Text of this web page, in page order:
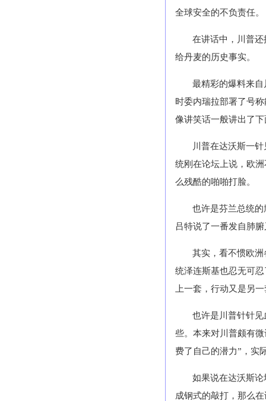
全球安全的不负责任。
在讲话中，川普
给丹麦的历史事实。
最精彩的爆料来
时委内瑞拉部署了号
像讲笑话一般讲出了
川普在达沃斯一
统刚在论坛上说，欧
么残酷的啪啪打脸。
也许是芬兰总统
吕特说了一番发自肺
其实，看不惯欧
统泽连斯基也忍无可
上一套，行动又是另
也许是川普针针
些。本来对川普颇有
费了自己的潜力”，实
如果说在达沃斯
成钢式的敲打，那么